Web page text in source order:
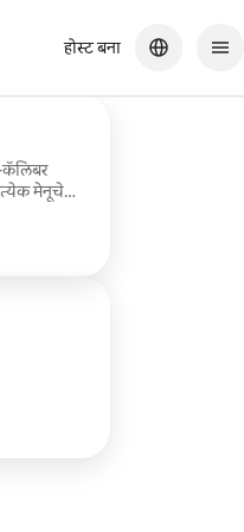
होस्ट बना
कॅलिबर
मेनूचे
घ्या.